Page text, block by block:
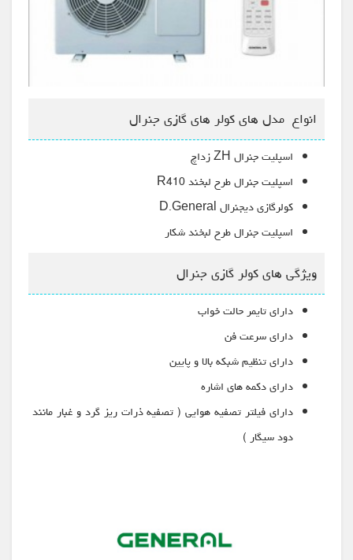
انواع مدل های کولر های گازی جنرال
اسپلیت جنرال ZH زداچ
اسپلیت جنرال طرح لبخند R410
کولرگازی دیجنرال D.General
اسپلیت جنرال طرح لبخند شکار
ویژگی های کولر گازی جنرال
دارای تایمر حالت خواب
دارای سرعت فن
دارای تنظیم شبکه بالا و پایین
دارای دکمه های اشاره
دارای فیلتر تصفیه هوایی ( تصفیه ذرات ریز گرد و غبار مانند
دود سیگار )